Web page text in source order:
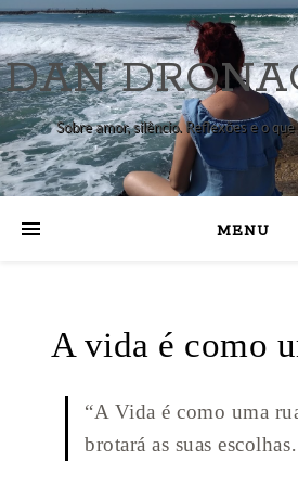
DAN
Sobre amor, silêncio. Reflexões e o
MENU
A vida é como
“A Vida é como uma
brotará as suas